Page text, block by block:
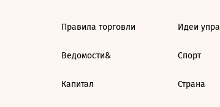
Правила торговли
Ведомости&
Капитал
Идеи
Спорт
Страна